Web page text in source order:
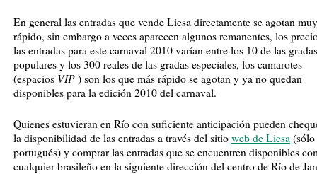
En general las entradas que vende Liesa directamente se agotan muy
rápido, sin embargo a veces aparecen algunos remanentes, los
las entradas para este carnaval 2010 varían entre los 10 de las gradas
populares y los 300 reales de las gradas especiales, los camarotes
(espacios VIP ) son los que más rápido se agotan y ya no quedan
disponibles para la edición 2010 del carnaval.
Quienes estuvieran en Río con suficiente anticipación pueden
la disponibilidad de las entradas a través del sitio web de Liesa (sólo
portugués) y comprar las entradas que se encuentren disponibles
cualquier brasileño en la siguiente dirección del centro de Río de